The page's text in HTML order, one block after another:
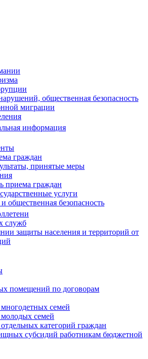
общественная безопасность
миграции
информация
граждан
принятые меры
приема граждан
услуги
общественная безопасность
служб
защиты населения и территорий от
помещений по договорам
семей
семей
категорий граждан
субсидий работникам бюджетной